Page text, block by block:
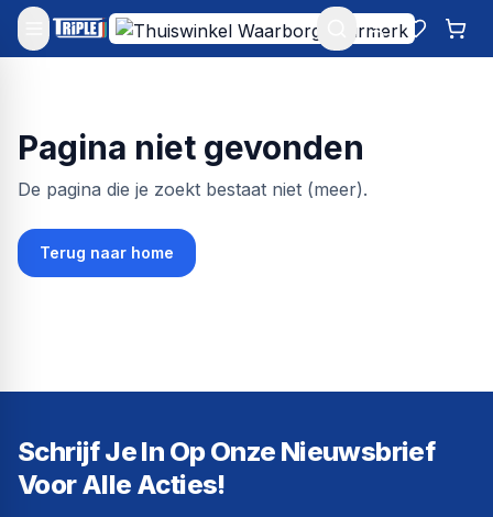
Mijn account
Pagina niet gevonden
De pagina die je zoekt bestaat niet (meer).
Terug naar home
Schrijf Je In Op Onze Nieuwsbrief
Voor Alle Acties!